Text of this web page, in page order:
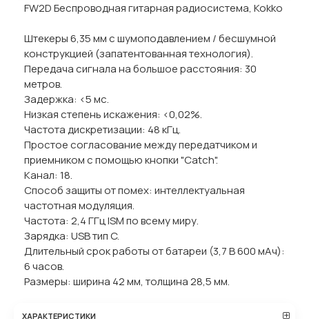
FW2D Беспроводная гитарная радиосистема, Kokko
Штекеры 6,35 мм с шумоподавлением / бесшумной
конструкцией (запатентованная технология).
Передача сигнала на большое расстояния: 30
метров.
Задержка: <5 мс.
Низкая степень искажения: <0,02%.
Частота дискретизации: 48 кГц.
Простое согласование между передатчиком и
приемником с помощью кнопки "Catch".
Канал: 18.
Способ защиты от помех: интеллектуальная
частотная модуляция.
Частота: 2,4 ГГц ISM по всему миру.
Зарядка: USB тип C.
Длительный срок работы от батареи (3,7 В 600 мАч):
6 часов.
Размеры: ширина 42 мм, толщина 28,5 мм.
ХАРАКТЕРИСТИКИ